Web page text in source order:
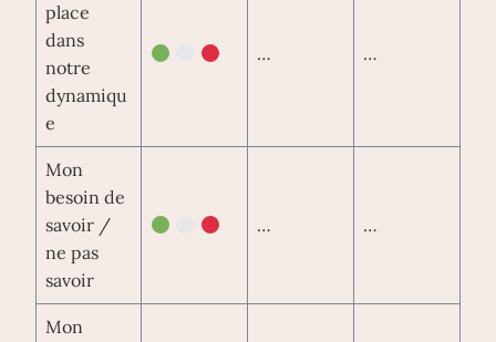
place
dans
notre
dynamiqu
e
… …
Mon
besoin de
savoir /
ne pas
savoir
… …
Mon